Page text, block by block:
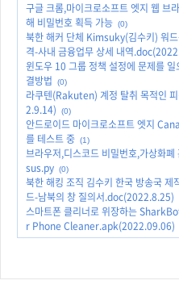
구글 크롬,마이크로소프트 엣지 웹 브
해 비밀번호 획득 가능 (0)
북한 해커 단체 Kimsuky(김수키) 워
격-사내 금융업무 상세 내역
윈도우 10 그룹 정책 설정에 문제를
결방법
(0)
라쿠텐(Rakuten) 계정 탈취 목적인
2.9.14)
(0)
안드로이드 마이크로소프트 엣지
를 테스트 중 (1)
브라우저,디스코드 비밀번호,가상화
sus.py (0)
북한 해킹 조직 김수키 한국 방송국 제
드-남북의 창 질의서.doc(2022.8.25)
스마트폰 클리너로 위장하는
r Phone Cleaner.apk(2022.09.06)